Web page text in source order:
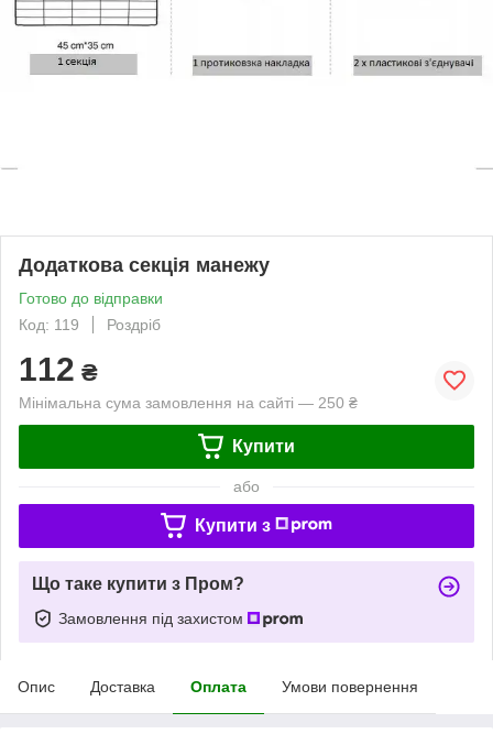
Додаткова секція манежу
Готово до відправки
Код: 119
Роздріб
112 ₴
Мінімальна сума замовлення на сайті — 250 ₴
Купити
або
Купити з
Що таке купити з Пром?
Замовлення під захистом
Опис Доставка Оплата Умови повернення